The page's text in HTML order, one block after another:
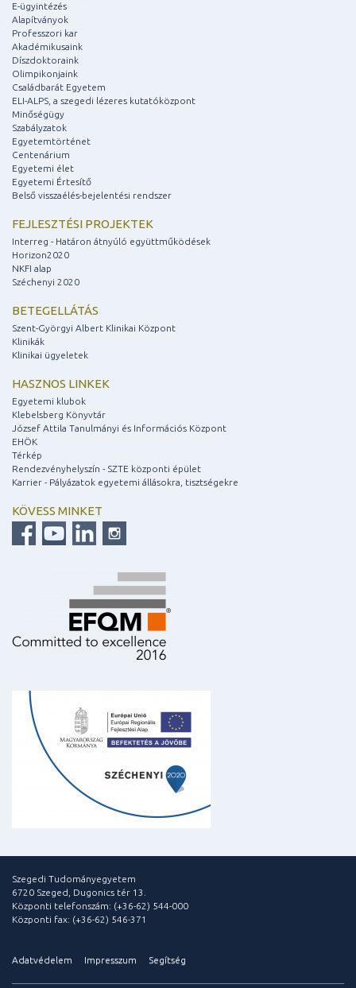
E-ügyintézés
Alapítványok
Professzori kar
Akadémikusaink
Díszdoktoraink
Olimpikonjaink
Családbarát Egyetem
ELI-ALPS, a szegedi lézeres kutatóközpont
Minőségügy
Szabályzatok
Egyetemtörténet
Centenárium
Egyetemi élet
Egyetemi Értesítő
Belső visszaélés-bejelentési rendszer
FEJLESZTÉSI PROJEKTEK
Interreg - Határon átnyúló együttműködések
Horizon2020
NKFI alap
Széchenyi 2020
BETEGELLÁTÁS
Szent-Györgyi Albert Klinikai Központ
Klinikák
Klinikai ügyeletek
HASZNOS LINKEK
Egyetemi klubok
Klebelsberg Könyvtár
József Attila Tanulmányi és Információs Központ
EHÖK
Térkép
Rendezvényhelyszín - SZTE központi épület
Karrier - Pályázatok egyetemi állásokra, tisztségekre
KÖVESS MINKET
Szegedi Tudományegyetem
6720 Szeged, Dugonics tér 13.
Központi telefonszám: (+36-62) 544-000
Központi fax: (+36-62) 546-371
Adatvédelem Impresszum Segítség